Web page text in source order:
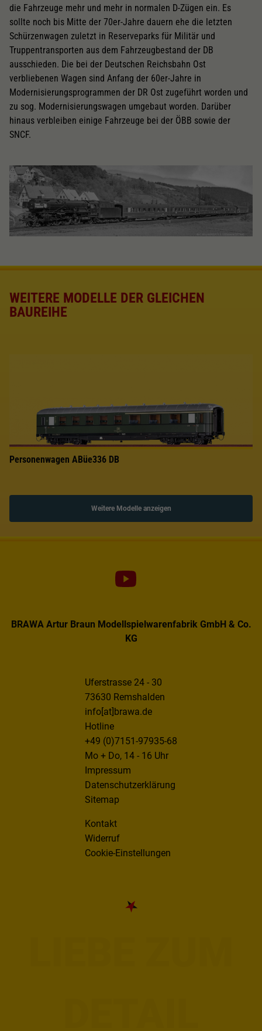
die Fahrzeuge mehr und mehr in normalen D-Zügen ein. Es
sollte noch bis Mitte der 70er-Jahre dauern ehe die letzten
Schürzenwagen zuletzt in Reserveparks für Militär und
Truppentransporten aus dem Fahrzeugbestand der DB
ausschieden. Die bei der Deutschen Reichsbahn Ost
verbliebenen Wagen sind Anfang der 60er-Jahre in
Modernisierungsprogrammen der DR Ost zugeführt worden und
zu sog. Modernisierungswagen umgebaut worden. Darüber
hinaus verbleiben einige Fahrzeuge bei der ÖBB sowie der
SNCF.
WEITERE MODELLE DER GLEICHEN
BAUREIHE
Personenwagen ABüe336 DB
Weitere Modelle anzeigen
BRAWA Artur Braun Modellspielwarenfabrik GmbH & Co.
KG
Uferstrasse 24 - 30
73630 Remshalden
info[at]brawa.de
Hotline
+49 (0)7151-97935-68
Mo + Do, 14 - 16 Uhr
Impressum
Datenschutzerklärung
Sitemap
Kontakt
Widerruf
Cookie-Einstellungen